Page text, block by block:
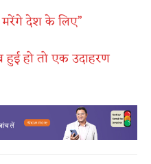
देश के लिए”
हुई हो तो एक उदाहरण